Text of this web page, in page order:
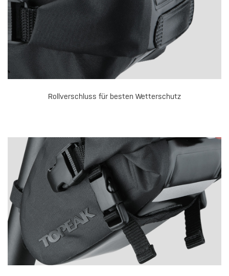
Rollverschluss für besten Wetterschutz